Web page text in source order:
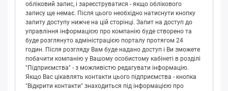
обліковий запис, і зареєструватися - якщо облікового
запису ще немає. Після цього необхідно натиснути кнопку
запиту доступу нижче на цій сторінці. Запит на доступ до
управління інформацією про компанію буде створено та
буде розглянуто адміністрацією порталу протягом 24
годин. Після розгляду Вам буде надано доступ і Ви зможете
побачити компанію у Вашому особистому кабінеті в розділі
"Підприємства" - з можливістю редагувати інформацію.
Якщо Вас цікавлять контакти цього підприємства - кнопка
"Відкрити контакти" знаходиться під інформацією про